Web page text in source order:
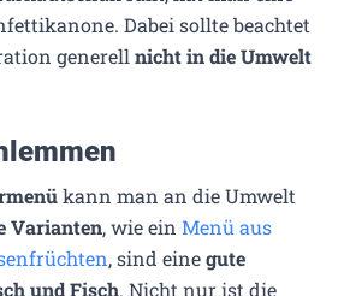
Dabei sollte beachtet
generell nicht in die Umwelt
kann man an die Umwelt
Varianten, wie ein Menü aus
, sind einegute
und Fisch. Nicht nur ist die